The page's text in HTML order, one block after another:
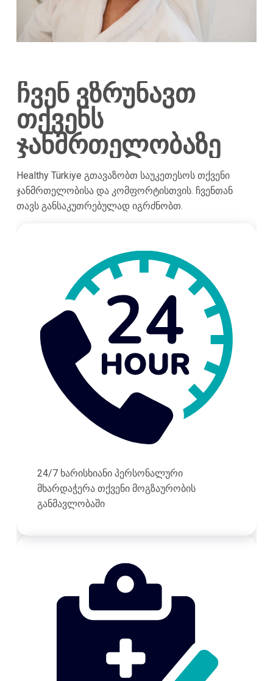
ჩვენ ვზრუნავთ
თქვენს
ჯანმრთელობაზე
Healthy Türkiye გთავაზობთ საუკეთესოს თქვენი
ჯანმრთელობისა და კომფორტისთვის. ჩვენთან
თავს განსაკუთრებულად იგრძნობთ.
24/7 ხარისხიანი პერსონალური
მხარდაჭერა თქვენი მოგზაურობის
განმავლობაში